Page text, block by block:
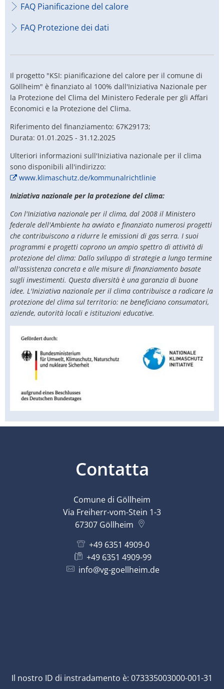
FAQ Pianificazione del calore
FAQ Protezione dei dati
Il progetto "KSI: pianificazione del calore per il comune di
Göllheim" è finanziato al 100% dall'Iniziativa Nazionale per
la Protezione del Clima del Ministero Federale per gli Affari
Economici e la Protezione del Clima.
Riferimento del finanziamento: 67K29173;
Durata: 01.01.2025 - 31.12.2025
Ulteriori informazioni sull'Iniziativa nazionale per il clima
sono disponibili all'indirizzo:
www.klimaschutz.de/kommunalrichtlinie
Iniziativa nazionale per la protezione del clima:
Con l'Iniziativa nazionale per il clima, dal 2008 il Ministero
federale dell'Ambiente ha avviato e finanziato numerosi progetti
che contribuiscono a ridurre le emissioni di gas serra. I suoi
programmi e progetti coprono un ampio spettro di attività di
protezione del clima: Dallo sviluppo di strategie a lungo termine
all'assistenza concreta e alle misure di finanziamento basate
sugli investimenti. Questa diversità è una garanzia di buone
idee. L'Iniziativa nazionale per il clima contribuisce a radicare la
protezione del clima sul territorio: ne beneficiano consumatori,
aziende, autorità locali e istituzioni educative.
Contatta
Comune di Göllheim
Via Freiherr-vom-Stein 1-3
67307 Göllheim
+49 6351 4909-0
+49 6351 4909-99
info@vg-goellheim.de
Il nostro ID di instradamento è: 073335003000-001-31